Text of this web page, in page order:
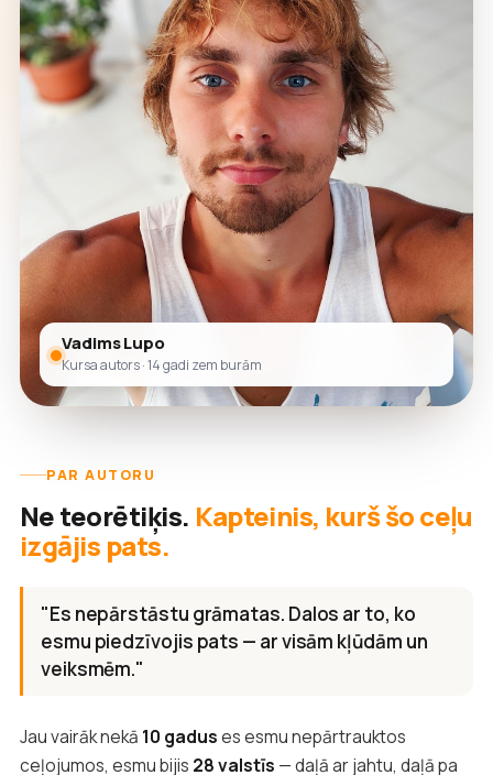
Vadims Lupo
Kursa autors · 14 gadi zem burām
PAR AUTORU
Ne teorētiķis. Kapteinis, kurš šo ceļu
izgājis pats.
"Es nepārstāstu grāmatas. Dalos ar to, ko
esmu piedzīvojis pats — ar visām kļūdām un
veiksmēm."
Jau vairāk nekā 10 gaduses esmu nepārtrauktos
ceļojumos, esmu bijis 28 valstīs — daļā ar jahtu, daļā pa